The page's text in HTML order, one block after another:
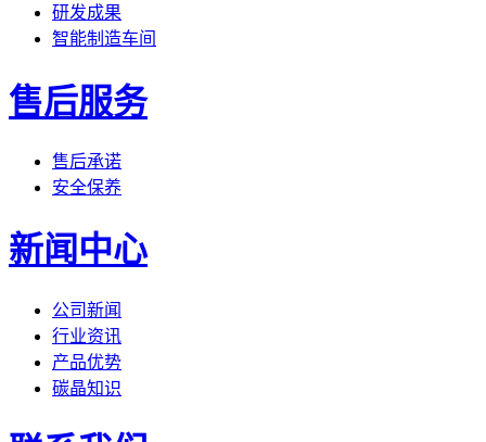
研发成果
智能制造车间
售后服务
售后承诺
安全保养
新闻中心
公司新闻
行业资讯
产品优势
碳晶知识